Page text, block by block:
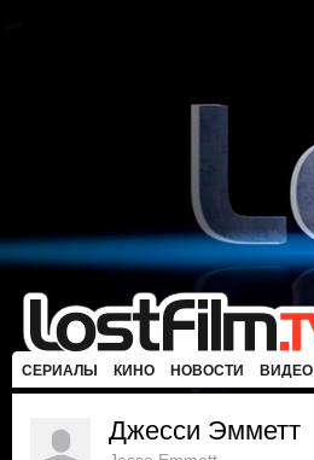
СЕРИАЛЫ КИНО НОВОСТИ ВИДЕО
Джесси Эмметт